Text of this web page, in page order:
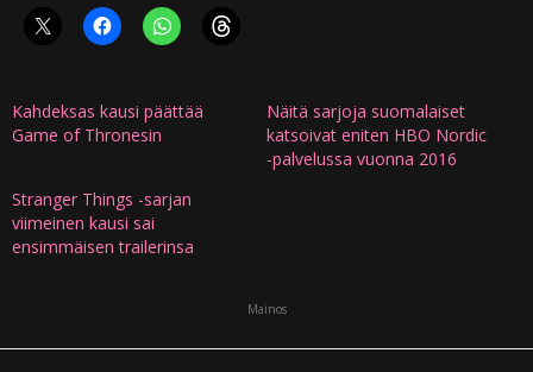
Kahdeksas kausi päättää
Game of Thronesin
Näitä sarjoja suomalaiset
katsoivat eniten HBO Nordic
-palvelussa vuonna 2016
Stranger Things -sarjan
viimeinen kausi sai
ensimmäisen trailerinsa
Mainos